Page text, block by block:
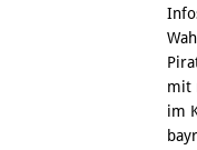
mit
im